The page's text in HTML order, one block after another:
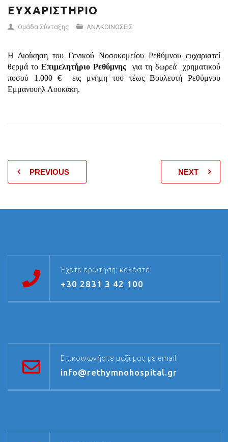
ΕΥΧΑΡΙΣΤΗΡΙΟ
Ομάδα Σύνταξης ΑΝΑΚΟΙΝΩΣΕΙΣ
Η Διοίκηση του Γενικού Νοσοκομείου Ρεθύμνου ευχαριστεί
θερμά το Επιμελητήριο Ρεθύμνης για τη δωρεά
χρηματικού
ποσού 1.000 €
εις μνήμη του τέως Βουλευτή Ρεθύμνου
Εμμανουήλ Λουκάκη.
PREVIOUS NEXT
Έχετε ερώτηση; καλέστε
+30 2831 3 42 100
Επικοινωνήστε μαζί μας με email
info@rethymnohospital.gr